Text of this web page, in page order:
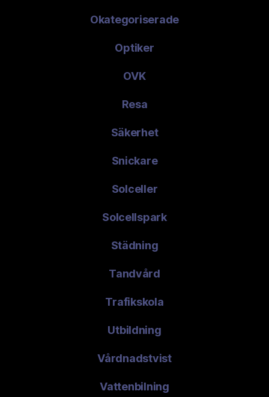
Okategoriserade
Optiker
OVK
Resa
Säkerhet
Snickare
Solceller
Solcellspark
Städning
Tandvård
Trafikskola
Utbildning
Vårdnadstvist
Vattenbilning